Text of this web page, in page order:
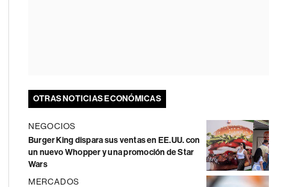
OTRAS NOTICIAS ECONÓMICAS
NEGOCIOS
Burger King dispara sus ventas en EE.UU. con
un nuevo Whopper y una promoción de Star
Wars
MERCADOS